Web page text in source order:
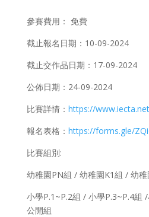
參賽費用： 免費
截止報名日期：10-09-2024
截止交作品日期：17-09-2024
​公佈日期：24-09-2024
比賽詳情： https://
報名表格： https://forms.gle/
比賽組別:
幼稚園PN組 / 幼稚園K1組 / 幼
小學P.1~P.2組 / 小學P.3~P.4組
公開組